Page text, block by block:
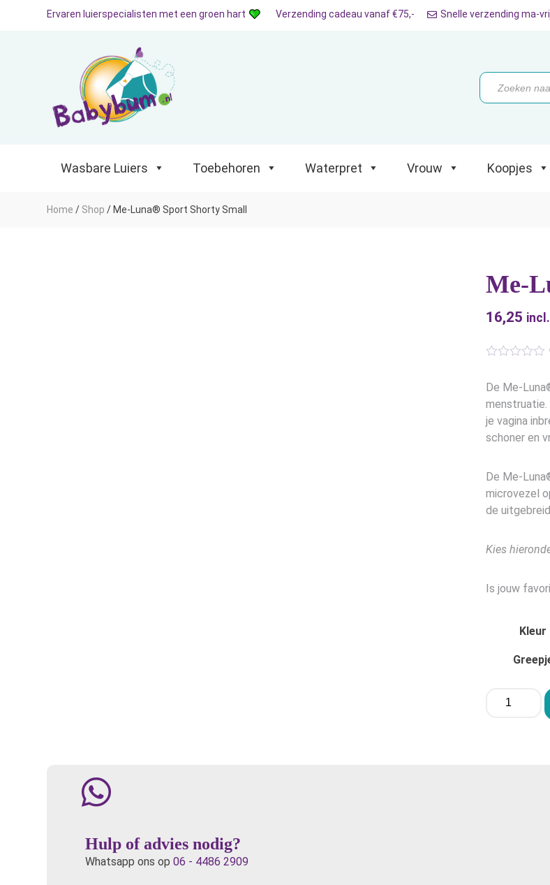
Wasbare Luiers Toebehoren Koopjes
Ervaren luierspecialisten met een groen hart Verzending cadeau vanaf €75,- Snelle verzending ma-
Producten
zoeken
Wasbare Luiers Toebehoren Waterpret Vrouw Koopjes
Home / Shop / Me-Luna® Sport Shorty Small
Me-
16,25
De Me-
je vagina
schoner en
De Me-
microvezel
de
Kies
Is jouw
Kleur
Me-
Hulp of advies nodig?
Whatsapp ons op 06 - 4486 2909